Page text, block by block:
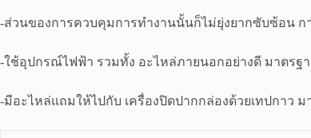
-ส่วนของการควบคุมการทำงานนั้นก็ไม่ยุ่งยากซับซ้อน ก
-ใช้อุปกรณ์ไฟฟ้า รวมทั้ง อะไหล่ภายนอกอย่างดี มาตรฐา
-มีอะไหล่แถมให้ไปกับ เครื่องปิดปากกล่องด้วยเทปกาว ม